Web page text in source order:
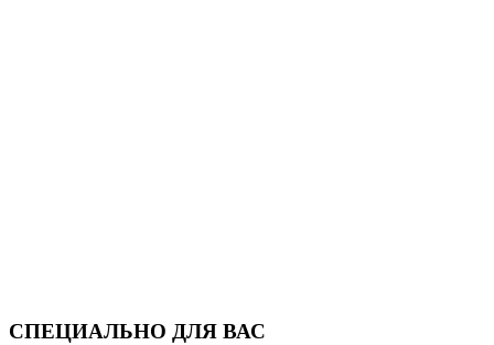
СПЕЦИАЛЬНО ДЛЯ ВАС